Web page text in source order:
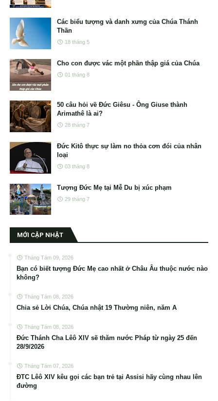
Các biểu tượng và danh xưng của Chúa Thánh
Thần
18 tháng 5
Cho con được vác một phần thập giá của Chúa
01 tháng 8
50 câu hỏi về Đức Giêsu - Ông Giuse thành
Arimathê là ai?
28 tháng 7
Đức Kitô thực sự làm no thỏa cơn đói của nhân
loại
03 tháng 8
Tượng Đức Mẹ tại Mễ Du bị xúc phạm
29 tháng 7
MỚI CẬP NHẬT
Tháng Tám 09, 2026
Bạn có biết tượng Đức Mẹ cao nhất ở Châu Âu thuộc nước nào
không?
Tháng Tám 08, 2026
Chia sẻ Lời Chúa, Chúa nhật 19 Thường niên, năm A
Tháng Tám 08, 2026
Đức Thánh Cha Lêô XIV sẽ thăm nước Pháp từ ngày 25 đến
28/9/2026
Tháng Tám 07, 2026
ĐTC Lêô XIV kêu gọi các bạn trẻ tại Assisi hãy cùng nhau lên
đường